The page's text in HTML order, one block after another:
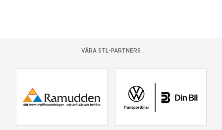
VÅRA STL-PARTNERS